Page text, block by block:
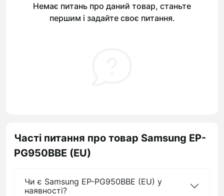
Немає питань про даний товар, станьте
першим і задайте своє питання.
Часті питання про товар Samsung EP-
PG950BBE (EU)
Чи є Samsung EP-PG950BBE (EU) у
наявності?